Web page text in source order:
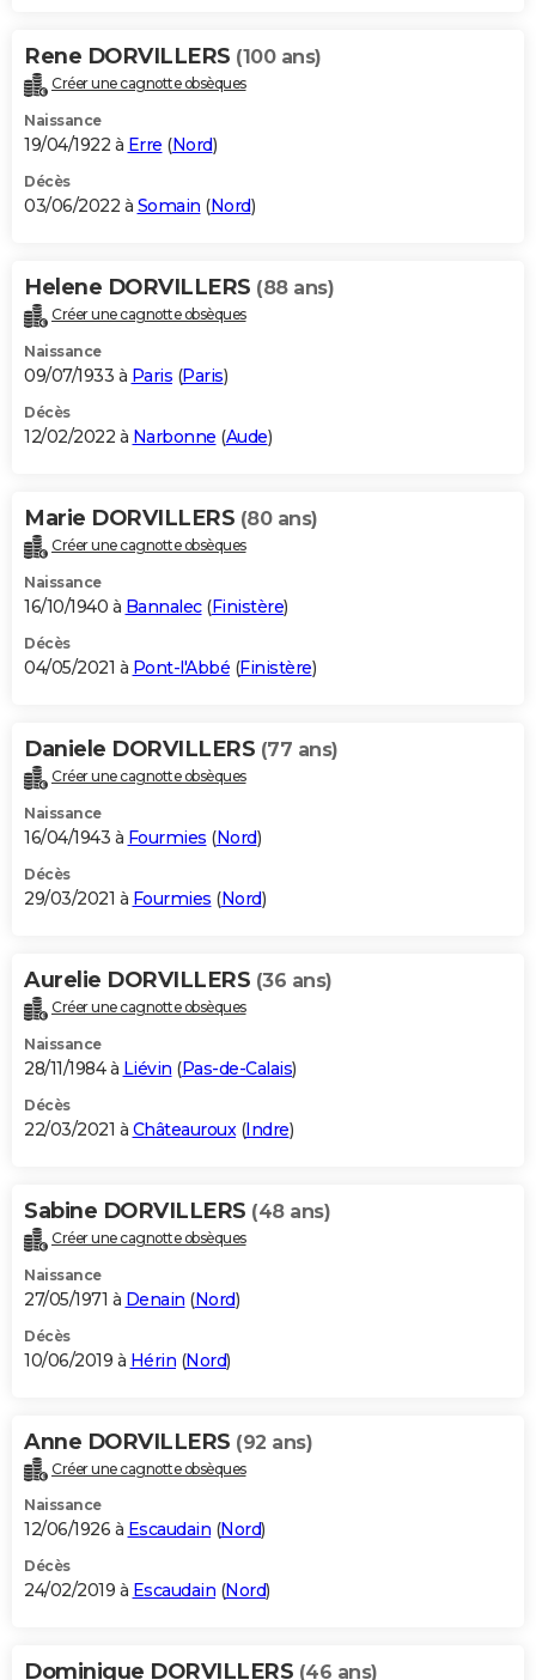
Rene DORVILLERS (100 ans)
Créer une cagnotte obsèques
Naissance
19/04/1922 à Erre (Nord)
Décès
03/06/2022 à Somain (Nord)
Helene DORVILLERS (88 ans)
Créer une cagnotte obsèques
Naissance
09/07/1933 à Paris (Paris)
Décès
12/02/2022 à Narbonne (Aude)
Marie DORVILLERS (80 ans)
Créer une cagnotte obsèques
Naissance
16/10/1940 à Bannalec(Finistère)
Décès
04/05/2021 à Pont-l'Abbé (Finistère)
Daniele DORVILLERS (77 ans)
Créer une cagnotte obsèques
Naissance
16/04/1943 à Fourmies (Nord)
Décès
29/03/2021 à Fourmies (Nord)
Aurelie DORVILLERS (36 ans)
Créer une cagnotte obsèques
Naissance
28/11/1984 à Liévin (Pas-de-Calais)
Décès
22/03/2021 à Châteauroux(Indre)
Sabine DORVILLERS (48 ans)
Créer une cagnotte obsèques
Naissance
27/05/1971 à Denain (Nord)
Décès
10/06/2019 à Hérin (Nord)
Anne DORVILLERS (92 ans)
Créer une cagnotte obsèques
Naissance
12/06/1926 à Escaudain (Nord)
Décès
24/02/2019 à Escaudain (Nord)
Dominique DORVILLERS (46 ans)